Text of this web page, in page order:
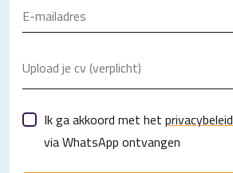
Upload je cv (verplicht)
Ik ga akkoord met het privacybeleid
via WhatsApp ontvangen